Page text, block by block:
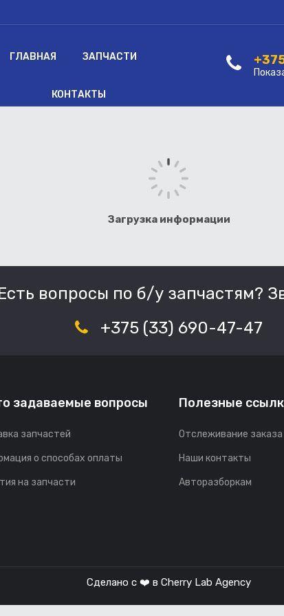
ГЛАВНАЯ ЗАПЧАСТИ
КОНТАКТЫ
Загрузка информации
вопросы по б/у запчастям?
+375 (33) 690-47-47
задаваемые вопросы
запчастей
о способах оплаты
на запчасти
Полезные
Отслеживание заказа
Наши контакты
Авторазборкам
Сделано с ❤️ в Cherry Lab Agency